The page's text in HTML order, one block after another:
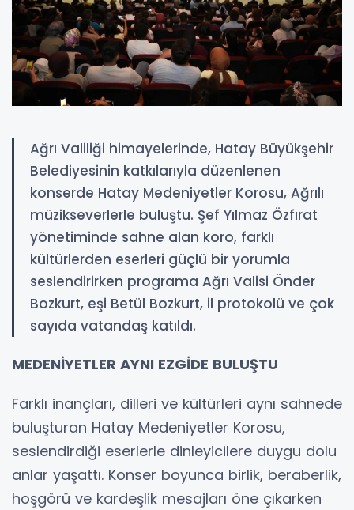
Ağrı Valiliği himayelerinde, Hatay Büyükşehir
Belediyesinin katkılarıyla düzenlenen
konserde Hatay Medeniyetler Korosu, Ağrılı
müzikseverlerle buluştu. Şef Yılmaz Özfırat
yönetiminde sahne alan koro, farklı
kültürlerden eserleri güçlü bir yorumla
seslendirirken programa Ağrı Valisi Önder
Bozkurt, eşi Betül Bozkurt, il protokolü ve çok
sayıda vatandaş katıldı.
MEDENİYETLER AYNI EZGİDE BULUŞTU
Farklı inançları, dilleri ve kültürleri aynı sahnede
buluşturan Hatay Medeniyetler Korosu,
seslendirdiği eserlerle dinleyicilere duygu dolu
anlar yaşattı. Konser boyunca birlik, beraberlik,
hoşgörü ve kardeşlik mesajları öne çıkarken